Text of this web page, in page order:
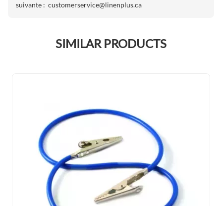
suivante : customerservice@linenplus.ca
SIMILAR PRODUCTS